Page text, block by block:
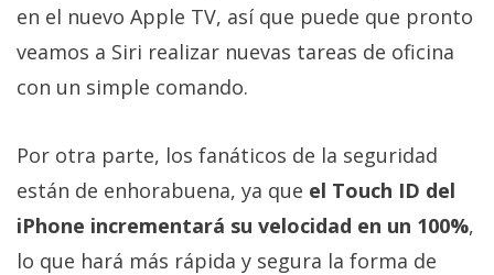
en el nuevo Apple TV, así que puede que pronto
veamos a Siri realizar nuevas tareas de oficina
con un simple comando.
Por otra parte, los fanáticos de la seguridad
están de enhorabuena, ya que el Touch ID del
iPhone incrementará su velocidad en un 100%,
lo que hará más rápida y segura la forma de